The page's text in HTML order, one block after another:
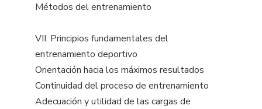
Métodos del entrenamiento
VII. Principios fundamentales del
entrenamiento deportivo
Orientación hacia los máximos resultados
Continuidad del proceso de entrenamiento
Adecuación y utilidad de las cargas de